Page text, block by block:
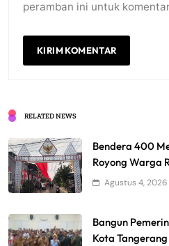
peramban ini untuk
RELATED NEWS
Bendera 400
Royong Warga
Agustus 4, 2026
Bangun
Kota